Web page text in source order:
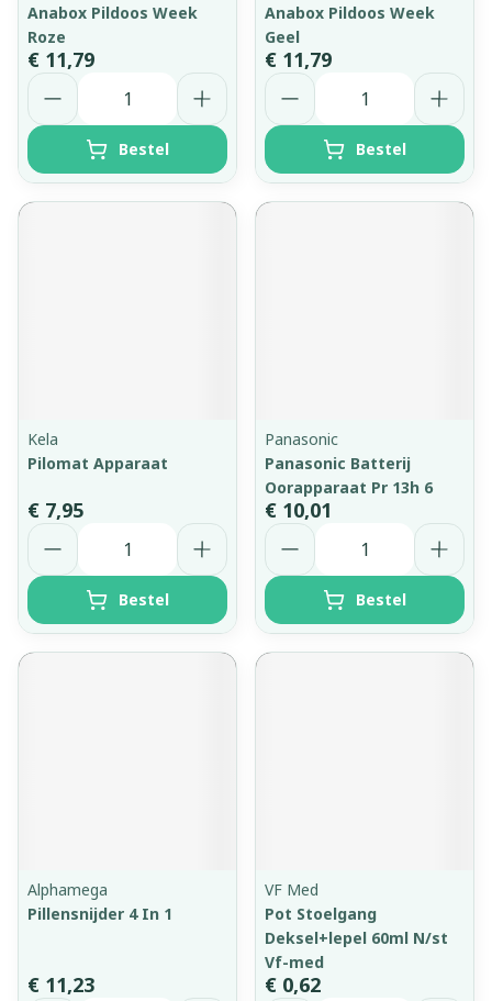
Anabox Pildoos Week
Roze
€ 11,79
Aantal
Bestel
Anabox Pildoos Week
Geel
€ 11,79
Aantal
Bestel
Kela
Pilomat Apparaat
€ 7,95
Aantal
Bestel
Panasonic
Panasonic Batterij
Oorapparaat Pr 13h 6
€ 10,01
Aantal
Bestel
Alphamega
Pillensnijder 4 In 1
€ 11,23
VF Med
Pot Stoelgang
Deksel+lepel 60ml N/st
Vf-med
€ 0,62